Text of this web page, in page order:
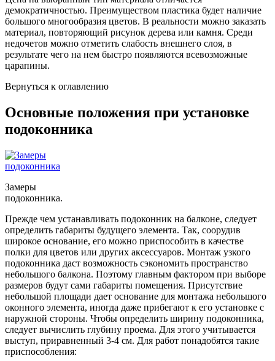
демократичностью. Преимуществом пластика будет наличие
большого многообразия цветов. В реальности можно заказать
материал, повторяющий рисунок дерева или камня. Среди
недочетов можно отметить слабость внешнего слоя, в
результате чего на нем быстро появляются всевозможные
царапины.
Вернуться к оглавлению
Основные положения при установке
подоконника
Замеры
подоконника.
Прежде чем устанавливать подоконник на балконе, следует
определить габариты будущего элемента. Так, соорудив
широкое основание, его можно приспособить в качестве
полки для цветов или других аксессуаров. Монтаж узкого
подоконника даст возможность сэкономить пространство
небольшого балкона. Поэтому главным фактором при выборе
размеров будут сами габариты помещения. Присутствие
небольшой площади дает основание для монтажа небольшого
оконного элемента, иногда даже прибегают к его установке с
наружной стороны. Чтобы определить ширину подоконника,
следует вычислить глубину проема. Для этого учитывается
выступ, приравненный 3-4 см. Для работ понадобятся такие
приспособления: